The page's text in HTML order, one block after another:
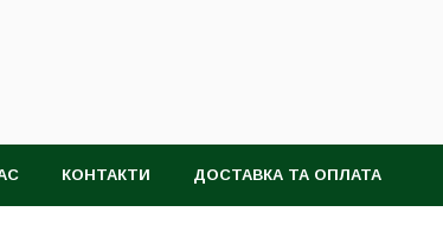
КОНТАКТИ ДОСТАВКА ТА ОПЛАТА